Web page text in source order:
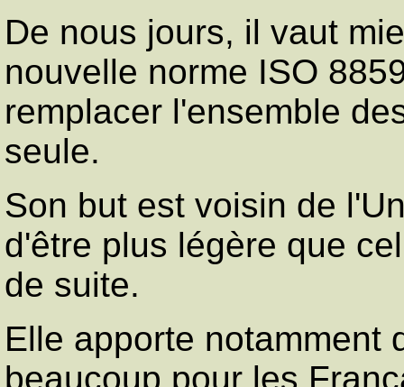
De nous jours, il vaut
nouvelle norme ISO
remplacer l'ensemble
seule.
Son but est voisin de
d'être plus légère que
de suite.
Elle apporte notamment
beaucoup pour les